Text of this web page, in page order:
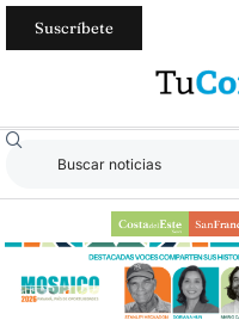
Suscríbete